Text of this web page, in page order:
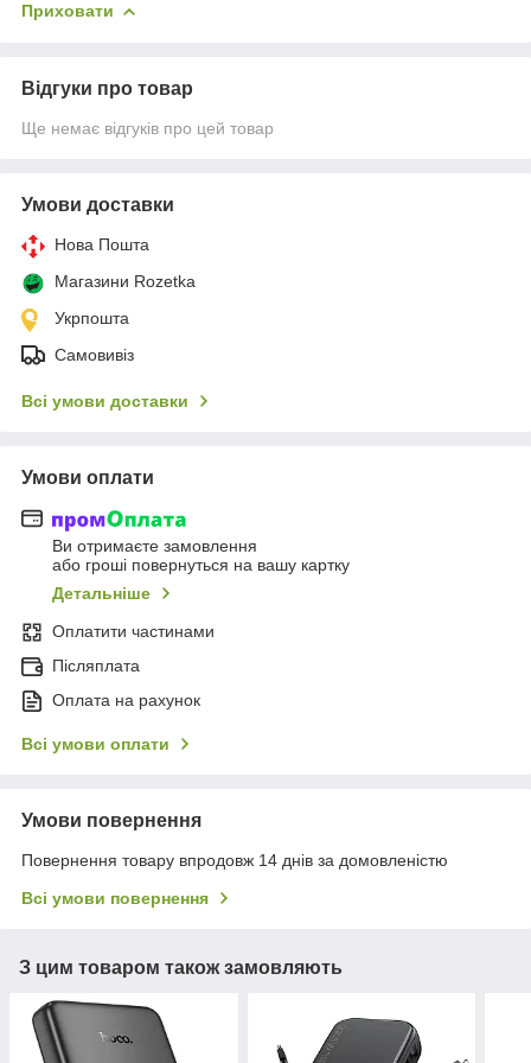
Приховати
Відгуки про товар
Ще немає відгуків про цей товар
Умови доставки
Нова Пошта
Магазини Rozetka
Укрпошта
Самовивіз
Всі умови доставки
Умови оплати
Ви отримаєте замовлення
або гроші повернуться на вашу картку
Детальніше
Оплатити частинами
Післяплата
Оплата на рахунок
Всі умови оплати
Умови повернення
Повернення товару впродовж 14 днів за домовленістю
Всі умови повернення
З цим товаром також замовляють